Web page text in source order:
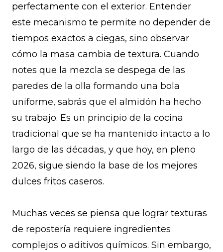
perfectamente con el exterior. Entender
este mecanismo te permite no depender de
tiempos exactos a ciegas, sino observar
cómo la masa cambia de textura. Cuando
notes que la mezcla se despega de las
paredes de la olla formando una bola
uniforme, sabrás que el almidón ha hecho
su trabajo. Es un principio de la cocina
tradicional que se ha mantenido intacto a lo
largo de las décadas, y que hoy, en pleno
2026, sigue siendo la base de los mejores
dulces fritos caseros.
Muchas veces se piensa que lograr texturas
de repostería requiere ingredientes
complejos o aditivos químicos. Sin embargo,